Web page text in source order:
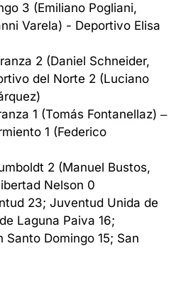
3 (Emiliano Pogliani,
Varela) - Deportivo Elisa
2 (Daniel Schneider,
del Norte 2 (Luciano
1 (Tomás Fontanellaz) –
1 (Federico
2 (Manuel Bustos,
Nelson 0
23; Juventud Unida de
Laguna Paiva 16;
Santo Domingo 15; San